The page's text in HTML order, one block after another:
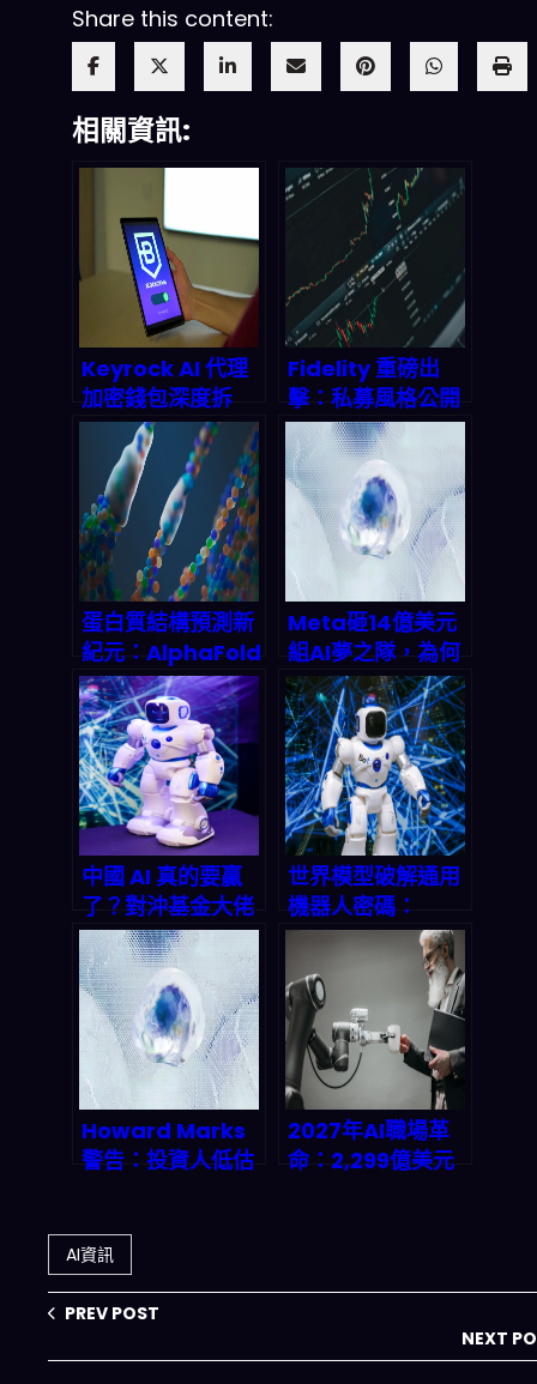
Share this content:
相關資訊:
Keyrock AI 代理
加密錢包深度拆
解：當機器自己管
錢，被動收入還遠
嗎？
Fidelity 重磅出
擊：私募風格公開
投資模型如何顛覆
2026 年市場遊戲
規則？
蛋白質結構預測新
紀元：AlphaFold
3 如何顛覆藥物研
發規則
Meta砸14億美元
組AI夢之隊，為何
就是不碰Google
Gemini？揭開
2026年AI市場兆
美元戰爭的底牌
中國 AI 真的要贏
了？對沖基金大佬
曝祕密：成本不到
美國 1/10，2026
年將收割 2.5 兆美
元市場！
世界模型破解通用
機器人密碼：
2026 實體 AI 革命
的真相
Howard Marks
警告：投資人低估
2027年AI職場革
命：2,299億美元
AI資訊
PREV POST
NEXT